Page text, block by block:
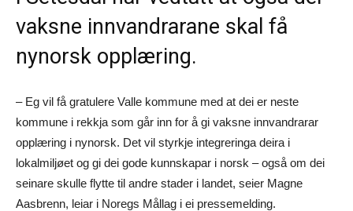
vaksne innvandrarane skal få
nynorsk opplæring.
– Eg vil få gratulere Valle kommune med at dei er neste
kommune i rekkja som går inn for å gi vaksne innvandrarar
opplæring i nynorsk. Det vil styrkje integreringa deira i
lokalmiljøet og gi dei gode kunnskapar i norsk – også om dei
seinare skulle flytte til andre stader i landet, seier Magne
Aasbrenn, leiar i Noregs Mållag i ei pressemelding.